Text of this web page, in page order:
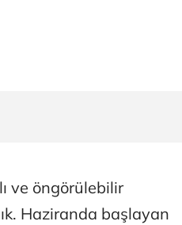
ve öngörülebilir
Haziranda başlayan